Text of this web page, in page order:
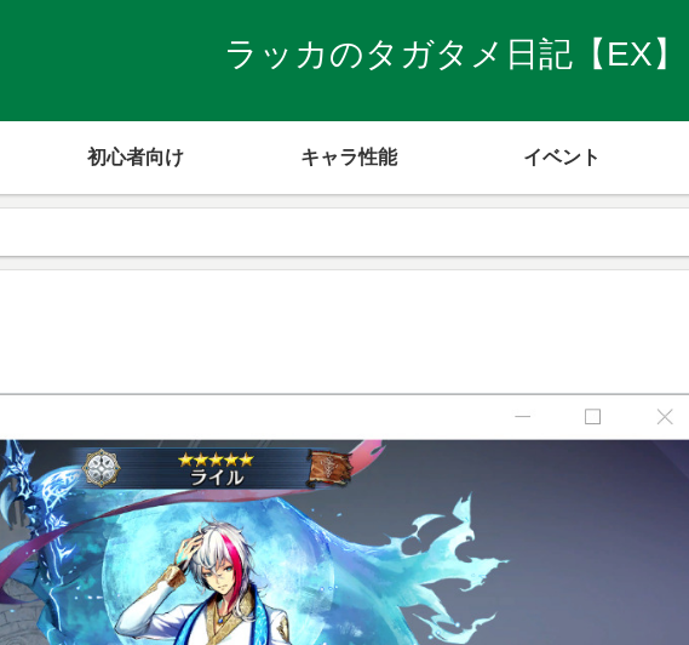
ラッカのタガタメ日記【EX】
初心者向け キャラ性能 イベント